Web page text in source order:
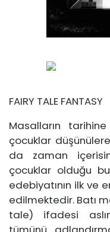
FAIRY TALE FANTASY
Masalların
çocuklar
da zaman
çocuklar olduğu
edebiyatının ilk ve
edilmektedir. Batı
tale) ifadesi